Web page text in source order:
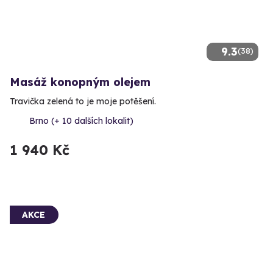
9.3(38)
Masáž konopným olejem
Travička zelená to je moje potěšení.
Brno (+ 10 dalších lokalit)
1 940 Kč
AKCE